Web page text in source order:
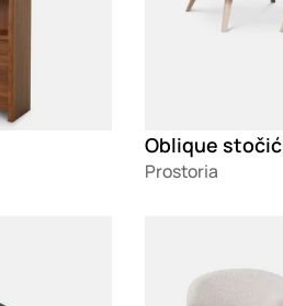
Oblique stočić
Prostoria